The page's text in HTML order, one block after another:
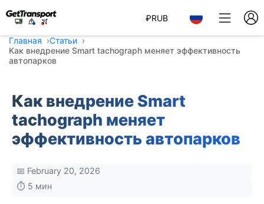
₽RUB
Главная
Статьи
Как внедрение Smart tachograph меняет эффективность
автопарков
Как внедрение Smart
tachograph меняет
эффективность автопарков
📅 February 20, 2026
⏱️ 5 мин